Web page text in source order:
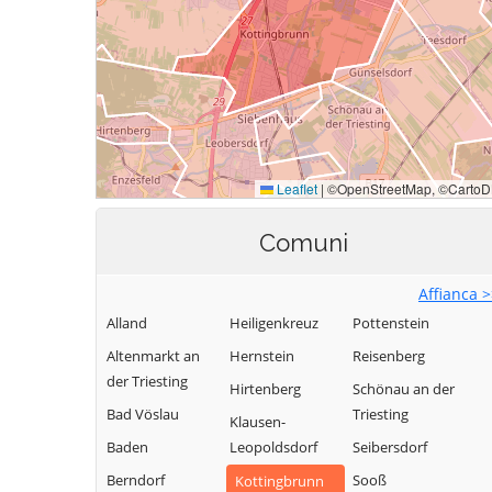
Comuni
Affianca
Alland
Altenmarkt an
der Triesting
Bad Vöslau
Baden
Berndorf
Heiligenkreuz
Hernstein
Hirtenberg
Klausen-
Leopoldsdorf
Kottingbrunn
Pottenstein
Reisenberg
Schönau an der
Triesting
Seibersdorf
Sooß